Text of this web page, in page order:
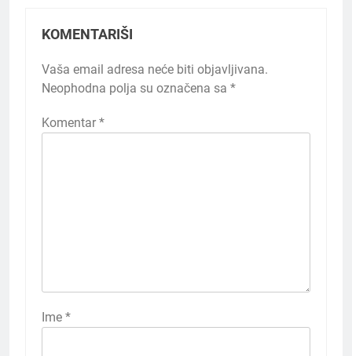
KOMENTARIŠI
Vaša email adresa neće biti objavljivana.
Neophodna polja su označena sa *
Komentar *
Ime *